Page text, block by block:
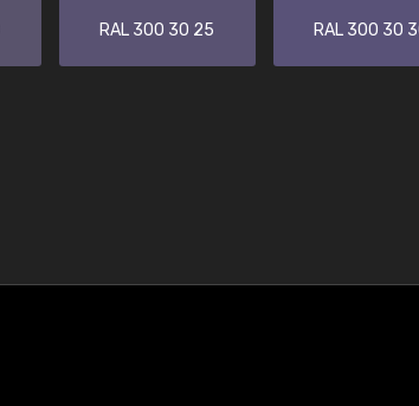
RAL 300 30 25 RAL 300 30